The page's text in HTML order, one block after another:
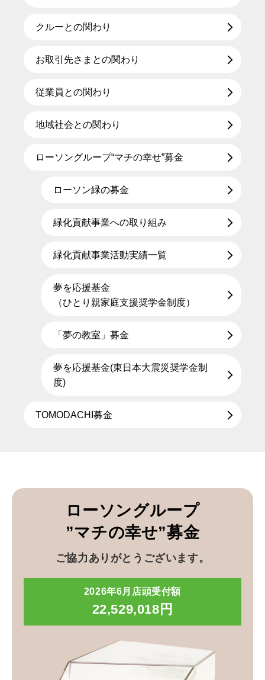
クルーとの関わり
お取引先さまとの関わり
従業員との関わり
地域社会との関わり
ローソングループ“マチの幸せ”募金
ローソン緑の募金
緑化貢献事業への取り組み
緑化貢献事業活動実績一覧
夢を応援基金
（ひとり親家庭支援奨学金制度）
「夢の教室」募金
夢を応援基金(東日本大震災奨学金制
度)
TOMODACHI募金
ローソングループ
”マチの幸せ”募金
ご協力ありがとうございます。
2026年6月店頭受付額
22,529,018円